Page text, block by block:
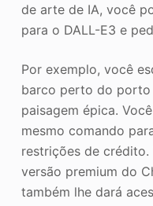
de arte de IA, você
para o DALL-E3 e
Por exemplo, você
barco perto do porto
paisagem épica.
mesmo comando
restrições de
versão premium do
também lhe dará